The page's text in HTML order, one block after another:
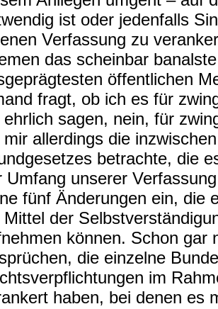
ist oder jedenfalls
Verfassung zu
das scheinbar
öffentlichen
fragt, ob ich es für
ehrlich sagen, nein, für
mir allerdings die
betrachte, die
Umfang unserer
fünf Änderungen ein, die
Mittel der
können. Schon gar
die einzelne
im
haben, bei denen es